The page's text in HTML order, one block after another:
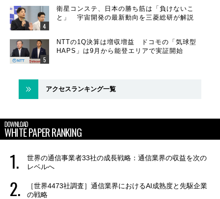
衛星コンステ、日本の勝ち筋は「負けないこ
と」 宇宙開発の最新動向を三菱総研が解説
NTTの1Q決算は増収増益 ドコモの「気球型
HAPS」は9月から能登エリアで実証開始
アクセスランキング一覧
DOWNLOAD
WHITE PAPER RANKING
世界の通信事業者33社の成長戦略：通信業界の収益を次の
レベルへ
［世界4473社調査］通信業界におけるAI成熟度と先駆企業
の戦略